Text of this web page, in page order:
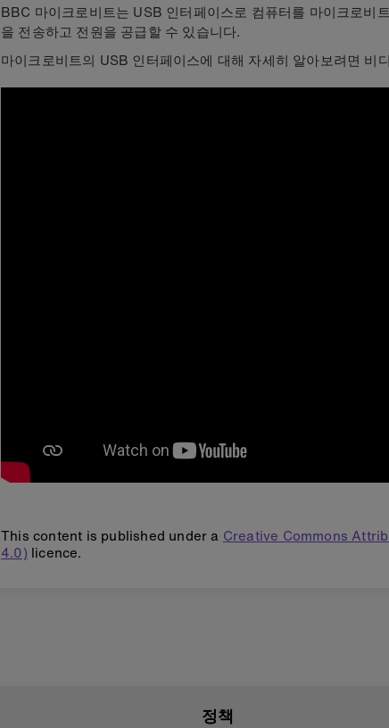
BBC 마이크로비트는 USB 인터페이스로 컴퓨터를 마이크로비
을 전송하고 전원을 공급할 수 있습니다.
마이크로비트의 USB 인터페이스에 대해 자세히 알아보려면 비
This content is published under a Creative Commons
4.0) licence.
정책